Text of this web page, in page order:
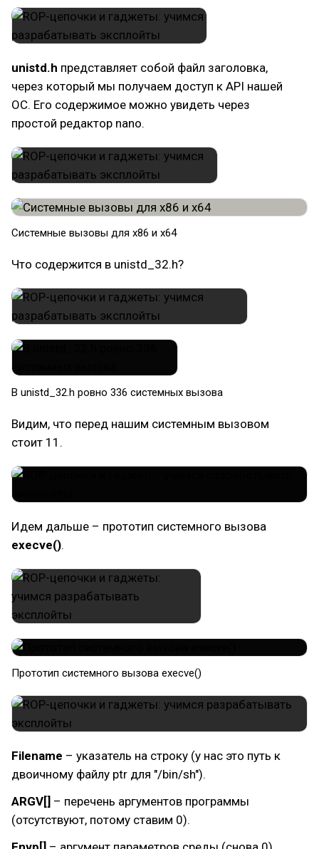
unistd.h представляет собой файл заголовка,
через который мы получаем доступ к API нашей
ОС. Его содержимое можно увидеть через
простой редактор nano.
Системные вызовы для x86 и x64​
Что содержится в unistd_32.h?
В unistd_32.h ровно 336 системных вызова​
Видим, что перед нашим системным вызовом
стоит 11.
Идем дальше – прототип системного вызова
execve().
​Прототип системного вызова execve()
Filename – указатель на строку (у нас это путь к
двоичному файлу ptr для "/bin/sh").
ARGV[] – перечень аргументов программы
(отсутствуют, потому ставим 0).